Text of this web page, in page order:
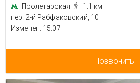
Пролетарская
1.1 км
пер. 2-й Рабфаковский, 10
Изменен: 15.07
Позвонить